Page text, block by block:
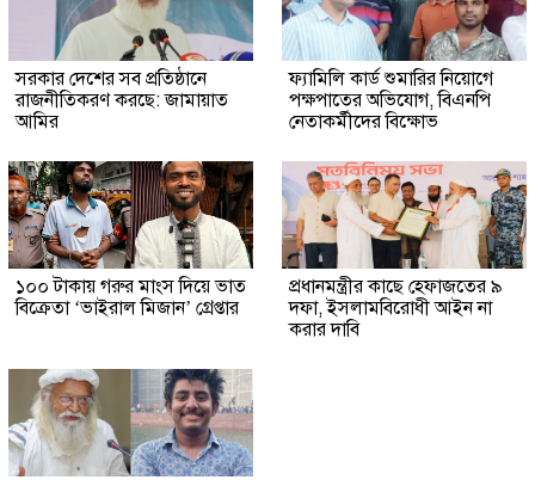
সরকার দেশের সব প্রতিষ্ঠানে
রাজনীতিকরণ করছে: জামায়াত
আমির
ফ্যামিলি কার্ড শুমারির নিয়োগে
পক্ষপাতের অভিযোগ, বিএনপি
নেতাকর্মীদের বিক্ষোভ
১০০ টাকায় গরুর মাংস দিয়ে ভাত
বিক্রেতা ‘ভাইরাল মিজান’ গ্রেপ্তার
প্রধানমন্ত্রীর কাছে হেফাজতের ৯
দফা, ইসলামবিরোধী আইন না
করার দাবি